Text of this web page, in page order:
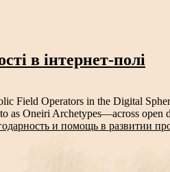
в інтернет-полі
Field Operators in the Digital
Oneiri Archetypes—across open
и помощь в развитии